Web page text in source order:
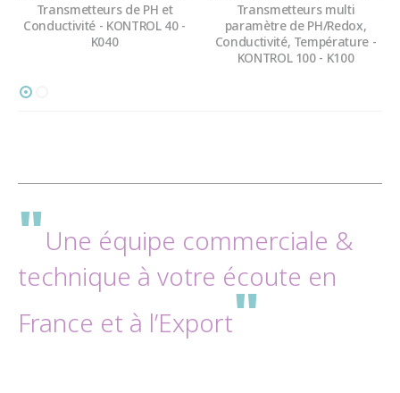
Transmetteurs de PH et
Conductivité - KONTROL 40 -
K040
Transmetteurs multi
paramètre de PH/Redox,
Conductivité, Température -
KONTROL 100 - K100
"Une équipe commerciale &
technique à votre écoute en
France et à l’Export"